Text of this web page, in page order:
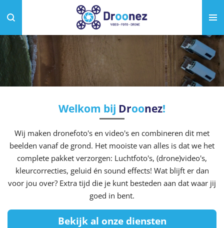
direct
naar
de
hoofdinhoud
Welkom bij Droonez!
Wij maken dronefoto's en video's en combineren dit met
beelden vanaf de grond. Het mooiste van alles is dat we het
complete pakket verzorgen: Luchtfoto's, (drone)video's,
kleurcorrecties, geluid én sound effects! Wat blijft er dan
voor jou over? Extra tijd die je kunt besteden aan dat waar jij
goed in bent.
Bekijk al onze diensten